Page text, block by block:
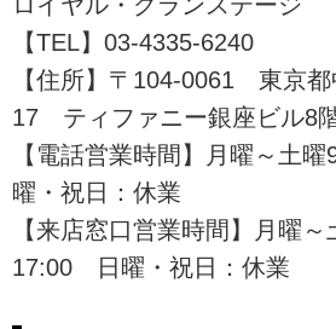
案です。
【TEL】03-4335-6240
【住所】〒104-0061 東京
17 ティファニー銀座ビル8
【電話営業時間】月曜～土
曜・祝日：休業
【来店窓口営業時間】月曜～
17:00 日曜・祝日：休業